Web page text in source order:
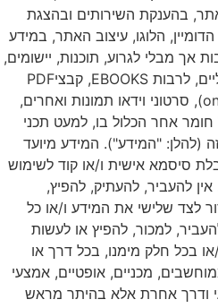
בהענקת השירותים ובהצגת
הלוגו, עיצוב האתר, במידע
אך מבלי לגרוע, תוכנות, יישומים,
קבצים גראפיים, מוצרים דיגיטליים, לרבות EBOOKS, קבציPDF
להורדה, מידע ותוכן מקוון (online), סרטוני וידאו תמונות ואחרים,
אחר הכלול בו, למעט תכני
(להלן: "המידע"). המידע מיועד
סיסמא אישית ו/או קוד לשימוש
להעביר, להעתיק, להפיץ,
לצד שלישי את המידע ו/או כל
למכור, להפיץ או לעשות
בכל חלק מימנו, בכל דרך או
מכניים, אופטיים, אמצעי
ודרך אחרת אלא בהיתר מראש